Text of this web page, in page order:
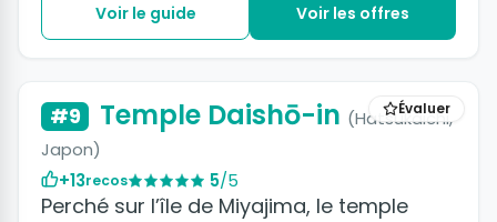
Voir le guide Voir les offres
Évaluer
#9 Temple Daishō-in (Hatsukaichi,
Japon)
+13recos 5/5
Perché sur l’île de Miyajima, le temple